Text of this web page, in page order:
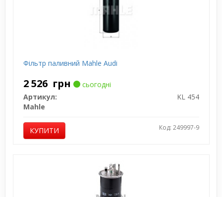
Фільтр паливний Mahle Audi
2 526 грн
сьогодні
Артикул:
KL 454
Mahle
КУПИТИ Код: 249997-9